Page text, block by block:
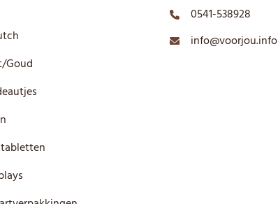
Goud
0541-538928
info@voorjou.info